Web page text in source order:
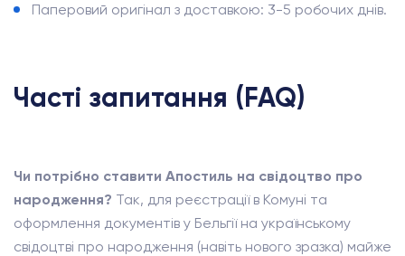
Паперовий оригінал з доставкою: 3-5 робочих днів.
Часті запитання (FAQ)
Чи потрібно ставити Апостиль на свідоцтво про
народження? Так, для реєстрації в Комуні та
оформлення документів у Бельгії на українському
свідоцтві про народження (навіть нового зразка) майже